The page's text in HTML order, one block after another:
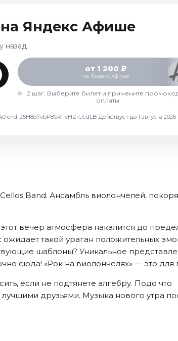
на Яндекс Афише
назад
от 1 200 ₽
на Яндекс Афише
2 шаг. Выберите билет и примените
оплаты
25H8d7vbP8SRTvHZrUcdLB Действует до 1 августа 2026
Band. Ансамбль виолончелей,
вечер атмосфера накалится до
такой ураган положительных
шаблоны? Уникальное
сюда! «Рок на виолончелях» — это для
если не подтянете алгебру. Подо что
друзьями. Музыка нового утра